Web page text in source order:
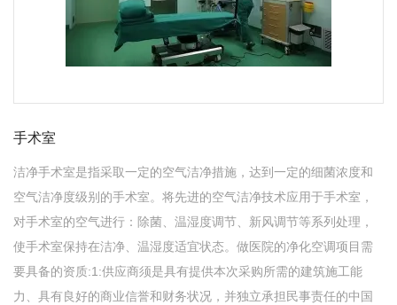
手术室
洁净手术室是指采取一定的空气洁净措施，达到一定的细菌浓度和
空气洁净度级别的手术室。将先进的空气洁净技术应用于手术室，
对手术室的空气进行：除菌、温湿度调节、新风调节等系列处理，
使手术室保持在洁净、温湿度适宜状态。做医院的净化空调项目需
要具备的资质:1:供应商须是具有提供本次采购所需的建筑施工能
力、具有良好的商业信誉和财务状况，并独立承担民事责任的中国